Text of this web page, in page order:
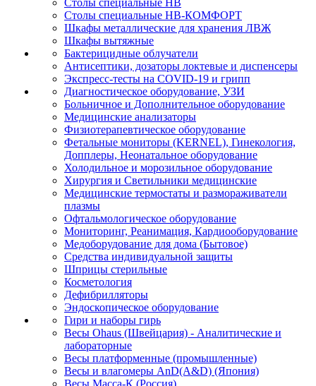
Столы специальные НВ
Столы специальные НВ-КОМФОРТ
Шкафы металлические для хранения ЛВЖ
Шкафы вытяжные
Бактерицидные облучатели
Антисептики, дозаторы локтевые и диспенсеры
Экспресс-тесты на COVID-19 и грипп
Диагностическое оборудование, УЗИ
Больничное и Дополнительное оборудование
Медицинские анализаторы
Физиотерапевтическое оборудование
Фетальные мониторы (KERNEL), Гинекология,
Допплеры, Неонатальное оборудование
Холодильное и морозильное оборудование
Хирургия и Светильники медицинские
Медицинские термостаты и размораживатели
плазмы
Офтальмологическое оборудование
Мониторинг, Реанимация, Кардиооборудование
Медоборудование для дома (Бытовое)
Средства индивидуальной защиты
Шприцы стерильные
Косметология
Дефибрилляторы
Эндоскопическое оборудование
Гири и наборы гирь
Весы Ohaus (Швейцария) - Аналитические и
лабораторные
Весы платформенные (промышленные)
Весы и влагомеры AnD(A&D) (Япония)
Весы Масса-К (Россия)